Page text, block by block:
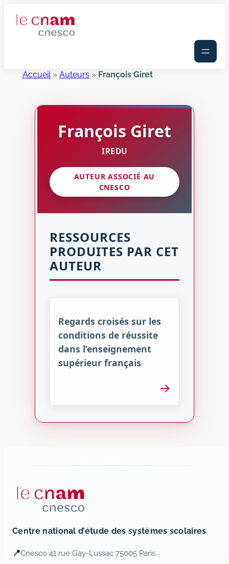
Accueil» Auteurs» François Giret
François Giret
IREDU
AUTEUR ASSOCIÉ AU
CNESCO
RESSOURCES
PRODUITES PAR CET
AUTEUR
Regards croisés sur les
conditions de réussite
dans l’enseignement
supérieur français
→
Centre national d’étude des systèmes scolaires
📍Cnesco 41 rue Gay-Lussac 75005 Paris